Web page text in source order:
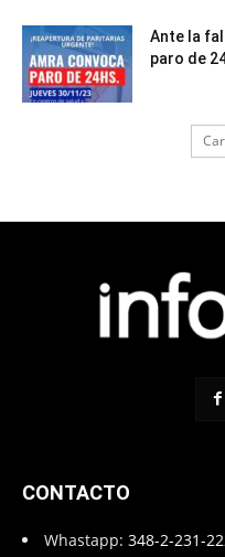
Ante la
paro de
CONTACTO
Whastapp: 348-2-231-